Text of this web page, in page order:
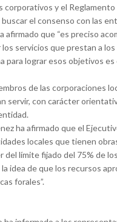
y el
el consenso con las
afirmado que “es preciso
servicios que prestan a los
para lograr esos objetivos es
de las corporaciones
servir, con carácter
ha afirmado que el
locales que tienen
límite fijado del 75% de
idea de que los recursos
forales”.